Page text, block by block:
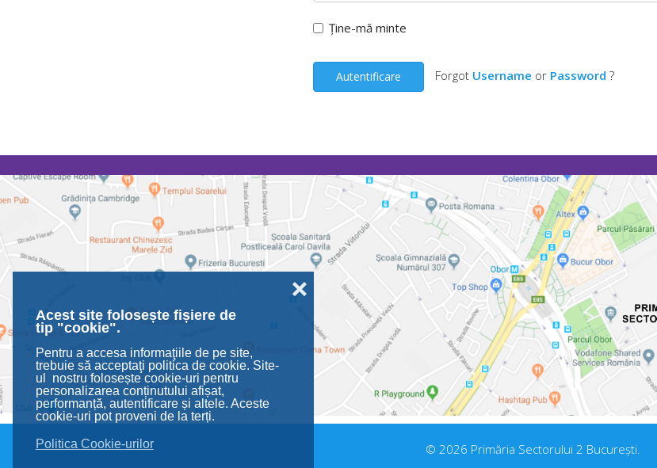
Acest site folosește fișiere de
tip "cookie".
Pentru a accesa informaţiile de pe site,
trebuie să acceptaţi politica de cookie. Site-
ul nostru folosește cookie-uri pentru
personalizarea conținutului afișat,
performanță, autentificare și altele. Aceste
cookie-uri pot proveni de la terți.
Politica Cookie-urilor
❌
Ține-mă minte
Autentificare Forgot Username or Password ?
© 2026 Primăria Sectorului 2 București.